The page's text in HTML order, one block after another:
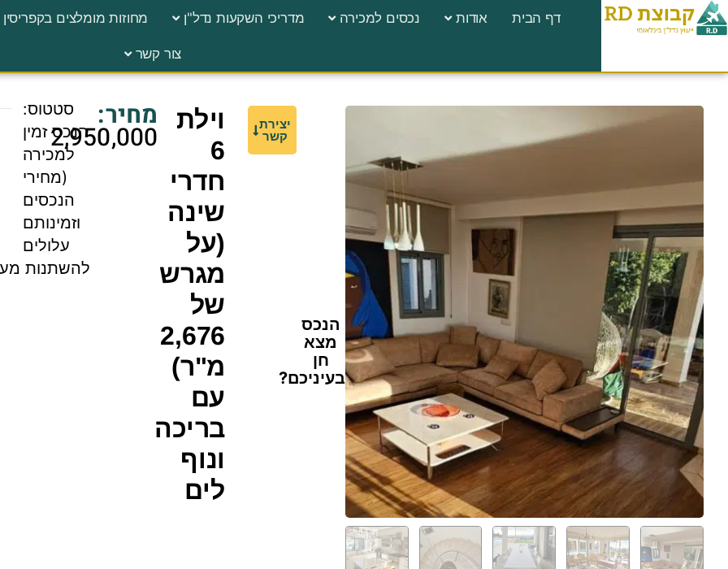
לתוכן דף הבית אודות נכסים למכירה מדריכי השקעות נדל"ן מחוזות מומלצים בקפריסין
צור קשר
הנכס
מצא
חן
בעיניכם?
יצירת
קשר
וילת
6
חדרי
שינה
(על
מגרש
של
2,676
מ"ר)
עם
בריכה
ונוף
לים
מחיר:
2,950,000
סטטוס:
הנכס זמין
למכירה
(מחירי
הנכסים
וזמינותם
עלולים
להשתנות